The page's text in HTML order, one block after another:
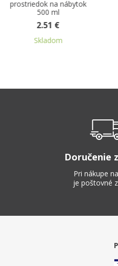
kapsový 40cm
5.26 €
Skladom
Doručenie
Pri nákupe
je poštovné